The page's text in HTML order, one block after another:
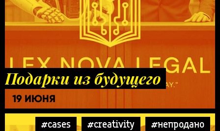
Подарки из будущего
19 ИЮНЯ
#cases #creativity #непродано